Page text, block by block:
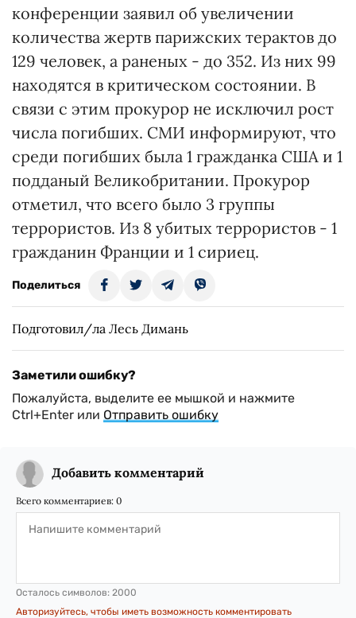
конференции заявил об увеличении
количества жертв парижских терактов до
129 человек, а раненых - до 352. Из них 99
находятся в критическом состоянии. В
связи с этим прокурор не исключил рост
числа погибших. СМИ информируют, что
среди погибших была 1 гражданка США и 1
подданый Великобритании. Прокурор
отметил, что всего было 3 группы
террористов. Из 8 убитых террористов - 1
гражданин Франции и 1 сириец.
Поделиться
Подготовил/ла Лесь Димань
Заметили ошибку?
Пожалуйста, выделите ее мышкой и нажмите
Ctrl+Enter или Отправить ошибку
Добавить комментарий
Всего комментариев: 0
Осталось символов: 2000
Авторизуйтесь, чтобы иметь возможность комментировать